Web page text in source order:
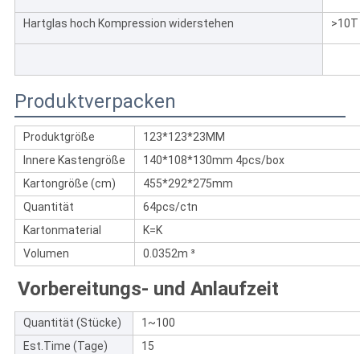
Hartglas hoch Kompression widerstehen >10T
Produktverpacken
Produktgröße
123*123*23MM
Innere Kastengröße
140*108*130mm 4pcs/box
Kartongröße (cm)
455*292*275mm
Quantität
64pcs/ctn
Kartonmaterial
K=K
Volumen
0.0352m ³
Vorbereitungs- und Anlaufzeit
Quantität (Stücke)
1~100
Est.Time (Tage)
15